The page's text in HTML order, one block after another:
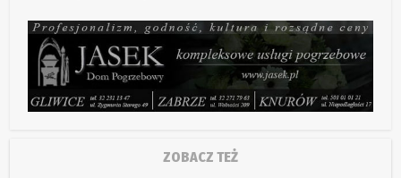
ZOBACZ TEŻ